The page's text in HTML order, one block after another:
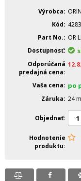
Výrobca
Kód
4283
Part No.
OR
Dostupnosť
Odporúčaná
predajná cena
Vaša cena po
Záruka 24
Objednať
Hodnotenie
produktu